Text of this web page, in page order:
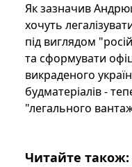
Як зазначив
хочуть
під виглядом
та сформувати
викраденого
будматеріалів -
"легального
Читайте також: